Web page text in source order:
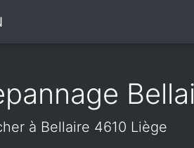
à Bellaire 4610 Liège